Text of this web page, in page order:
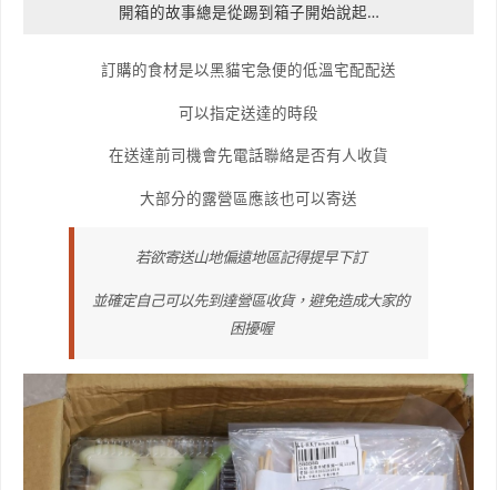
開箱的故事總是從踢到箱子開始說起…
訂購的食材是以黑貓宅急便的低溫宅配配送
可以指定送達的時段
在送達前司機會先電話聯絡是否有人收貨
大部分的露營區應該也可以寄送
若欲寄送山地偏遠地區記得提早下訂
並確定自己可以先到達營區收貨，避免造成大家的
困擾喔